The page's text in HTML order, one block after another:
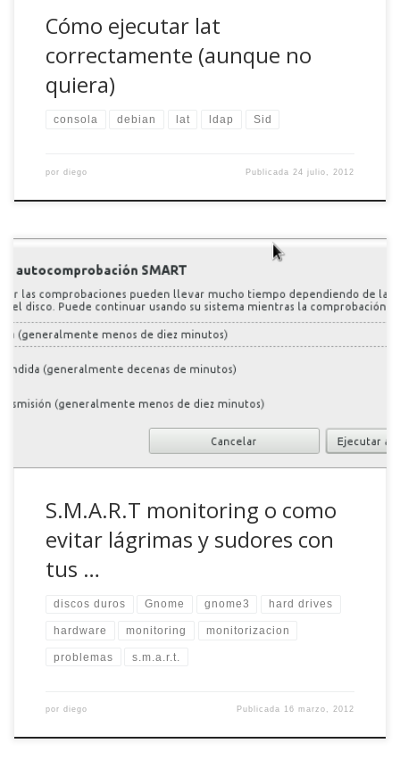
Cómo ejecutar lat
correctamente (aunque no
quiera)
consola debian lat ldap Sid
por diego Publicada 24 julio, 2012
Imagínate el siguiente escenario: un día cualquiera llegas a
casa por la noche y enciendes el ordenador para leer el
correo y ver las novedades en debianhackers, que se
rumorea que tienen nuevos fichajes. El arranque es normal,
sin mensajes apocalípticos ni volcados de pila y, entonces,
al iniciar la […]
S.M.A.R.T monitoring o como
evitar lágrimas y sudores con
tus …
discos duros Gnome gnome3 hard drives
hardware monitoring monitorizacion
problemas s.m.a.r.t.
por diego Publicada 16 marzo, 2012